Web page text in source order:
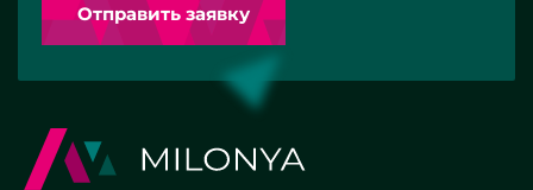
Отправить заявку